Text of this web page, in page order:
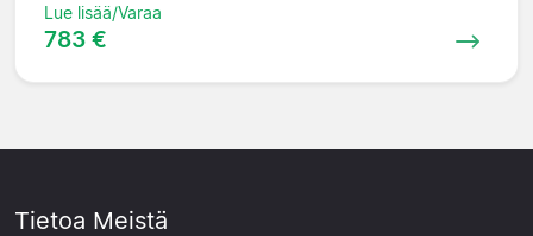
Lue lisää/Varaa
783 €
Tietoa Meistä